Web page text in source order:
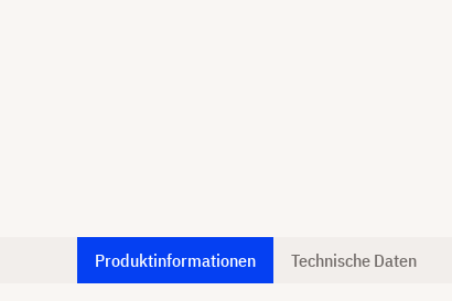
Produktinformationen Technische Daten